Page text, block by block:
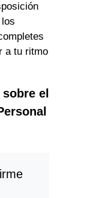
a tu ritmo
el